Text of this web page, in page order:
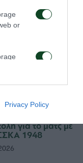
or
or app.
Privacy Policy
με την
1948
για το ματς με
1948